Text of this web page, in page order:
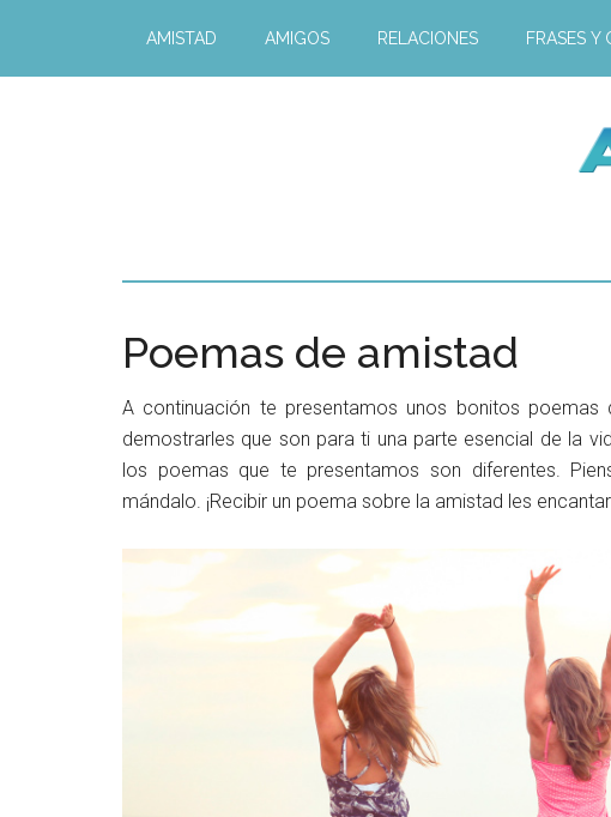
AMISTAD AMIGOS RELACIONES FRASES Y
Poemas de amistad
A continuación te presentamos unos bonitos
demostrarles que son para ti una parte esencial de la
los poemas que te presentamos son diferentes.
mándalo. ¡Recibir un poema sobre la amistad les